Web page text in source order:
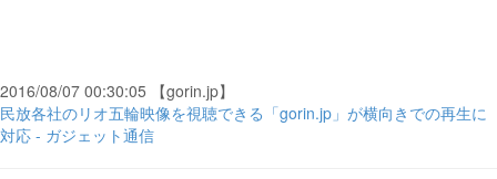
2016/08/07 00:30:05 【gorin.jp】
民放各社のリオ五輪映像を視聴できる「gorin.jp」が横向きでの再生に
対応 - ガジェット通信